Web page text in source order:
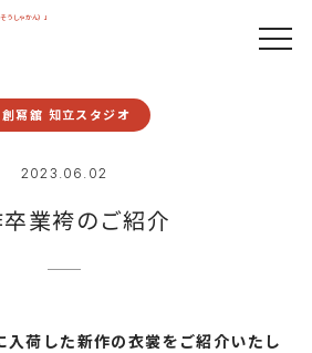
うしゃかん）」
創寫舘 知立スタジオ
2023.06.02
業袴のご紹介
入荷した新作の衣裳をご紹介いたし